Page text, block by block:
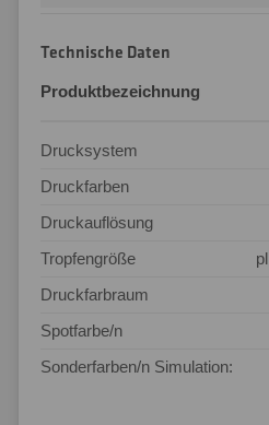
Technische Daten
Produktbezeichnung
Drucksystem
Druckfarben
Druckauflösung
Tropfengröße
pl
Druckfarbraum
Spotfarbe/n
Sonderfarben/n Simulation: